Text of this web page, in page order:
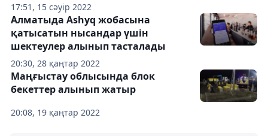
17:51, 15 сәуір 2022
20:30, 28 қаңтар 2022
Алматыда Ashyq жобасына
қатысатын нысандар үшін
шектеулер алынып тасталады
20:08, 19 қаңтар 2022
Маңғыстау облысында блок
бекеттер алынып жатыр